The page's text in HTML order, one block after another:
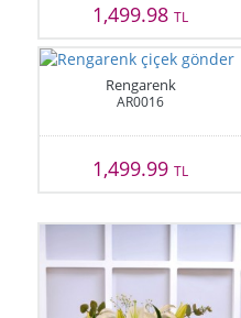
1,499.98TL
Rengarenk
AR0016
1,499.99TL